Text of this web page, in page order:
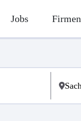
Jobs Firmen